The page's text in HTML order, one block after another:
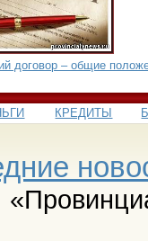
договор – общие
КРЕДИТЫ